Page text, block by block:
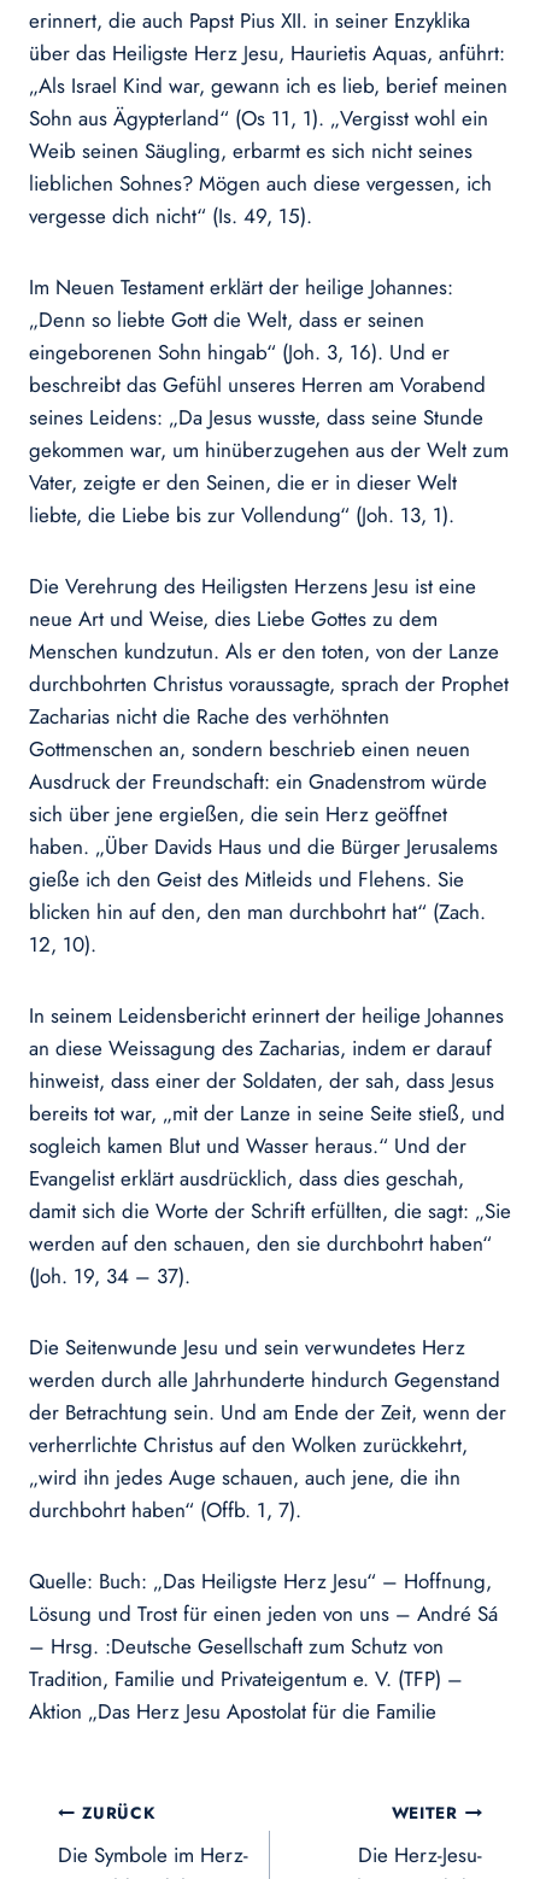
erinnert, die auch Papst Pius XII. in seiner Enzyklika
über das Heiligste Herz Jesu, Haurietis Aquas, anführt:
„Als Israel Kind war, gewann ich es lieb, berief meinen
Sohn aus Ägypterland“ (Os 11, 1). „Vergisst wohl ein
Weib seinen Säugling, erbarmt es sich nicht seines
lieblichen Sohnes? Mögen auch diese vergessen, ich
vergesse dich nicht“ (Is. 49, 15).
Im Neuen Testament erklärt der heilige Johannes:
„Denn so liebte Gott die Welt, dass er seinen
eingeborenen Sohn hingab“ (Joh. 3, 16). Und er
beschreibt das Gefühl unseres Herren am Vorabend
seines Leidens: „Da Jesus wusste, dass seine Stunde
gekommen war, um hinüberzugehen aus der Welt zum
Vater, zeigte er den Seinen, die er in dieser Welt
liebte, die Liebe bis zur Vollendung“ (Joh. 13, 1).
Die Verehrung des Heiligsten Herzens Jesu ist eine
neue Art und Weise, dies Liebe Gottes zu dem
Menschen kundzutun. Als er den toten, von der Lanze
durchbohrten Christus voraussagte, sprach der Prophet
Zacharias nicht die Rache des verhöhnten
Gottmenschen an, sondern beschrieb einen neuen
Ausdruck der Freundschaft: ein Gnadenstrom würde
sich über jene ergießen, die sein Herz geöffnet
haben. „Über Davids Haus und die Bürger Jerusalems
gieße ich den Geist des Mitleids und Flehens. Sie
blicken hin auf den, den man durchbohrt hat“ (Zach.
12, 10).
In seinem Leidensbericht erinnert der heilige Johannes
an diese Weissagung des Zacharias, indem er darauf
hinweist, dass einer der Soldaten, der sah, dass Jesus
bereits tot war, „mit der Lanze in seine Seite stieß, und
sogleich kamen Blut und Wasser heraus.“ Und der
Evangelist erklärt ausdrücklich, dass dies geschah,
damit sich die Worte der Schrift erfüllten, die sagt: „Sie
werden auf den schauen, den sie durchbohrt haben“
(Joh. 19, 34 – 37).
Die Seitenwunde Jesu und sein verwundetes Herz
werden durch alle Jahrhunderte hindurch Gegenstand
der Betrachtung sein. Und am Ende der Zeit, wenn der
verherrlichte Christus auf den Wolken zurückkehrt,
„wird ihn jedes Auge schauen, auch jene, die ihn
durchbohrt haben“ (Offb. 1, 7).
Quelle: Buch: „Das Heiligste Herz Jesu“ – Hoffnung,
Lösung und Trost für einen jeden von uns – André Sá
– Hrsg. :Deutsche Gesellschaft zum Schutz von
Tradition, Familie und Privateigentum e. V. (TFP) –
Aktion „Das Herz Jesu Apostolat für die Familie
Beitragsnavigation
ZURÜCK
Die Symbole im Herz-
WEITER
Die Herz-Jesu-